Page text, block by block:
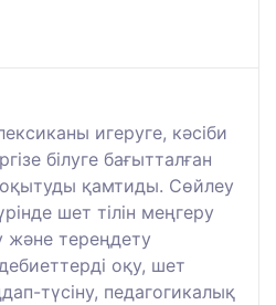
игеруге, кәсіби
білуге бағытталған
қамтиды. Сөйлеу
шет тілін меңгеру
және тереңдету
оқу, шет
түсіну, педагогикалық